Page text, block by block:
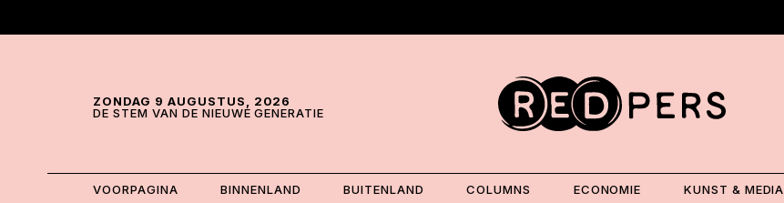
ZONDAG 9 AUGUSTUS, 2026
DE STEM VAN DE NIEUWE GENERATIE
VOORPAGINA BINNENLAND BUITENLAND COLUMNS ECONOMIE KUNST & MEDIA